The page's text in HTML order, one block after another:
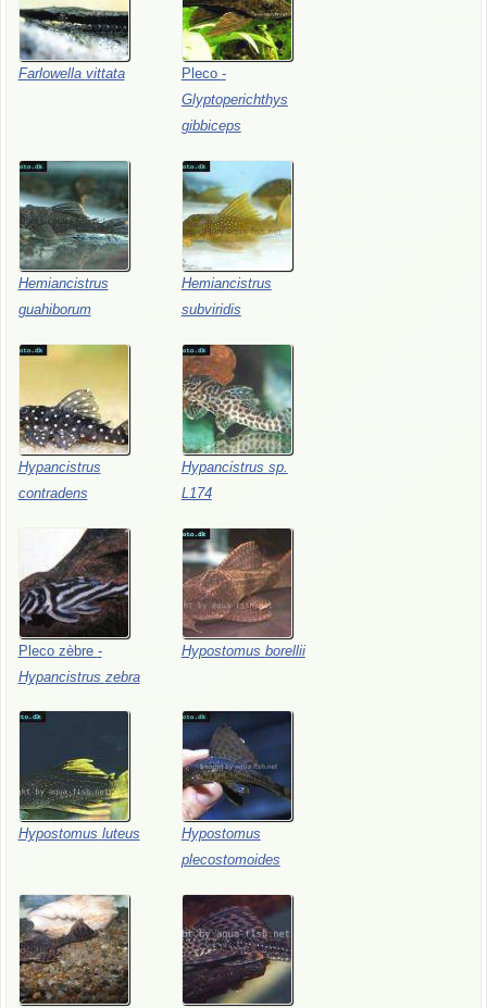
Farlowella vittata Pleco -
Glyptoperichthys
gibbiceps
Hemiancistrus
guahiborum
Hemiancistrus
subviridis
Hypancistrus
contradens
Hypancistrus sp.
L174
Pleco zèbre -
Hypancistrus zebra
Hypostomus borellii
Hypostomus luteus
Hypostomus
plecostomoides